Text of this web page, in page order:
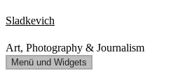
Zum
Inhalt
springen
Sladkevich
Art, Photography & Journalism
Menü und Widgets